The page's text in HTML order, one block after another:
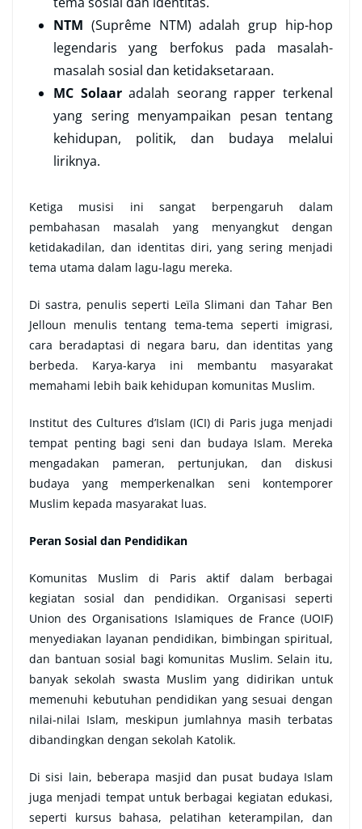
NTM (Suprême NTM) adalah grup hip-hop
legendaris yang berfokus pada masalah-
masalah sosial dan ketidaksetaraan.
MC Solaaradalah seorang rapper terkenal
yang sering menyampaikan pesan tentang
kehidupan, politik, dan budaya melalui
liriknya.
Ketiga musisi ini sangat berpengaruh dalam
pembahasan masalah yang menyangkut dengan
ketidakadilan, dan identitas diri, yang sering menjadi
tema utama dalam lagu-lagu mereka.
Di sastra, penulis seperti Leïla Slimani dan Tahar Ben
Jelloun menulis tentang tema-tema seperti imigrasi,
cara beradaptasi di negara baru, dan identitas yang
berbeda. Karya-karya ini membantu masyarakat
memahami lebih baik kehidupan komunitas Muslim.
Institut des Cultures d’Islam (ICI) di Paris juga menjadi
tempat penting bagi seni dan budaya Islam. Mereka
mengadakan pameran, pertunjukan, dan diskusi
budaya yang memperkenalkan seni kontemporer
Muslim kepada masyarakat luas.
Peran Sosial dan Pendidikan
Komunitas Muslim di Paris aktif dalam berbagai
kegiatan sosial dan pendidikan. Organisasi seperti
Union des Organisations Islamiques de France (UOIF)
menyediakan layanan pendidikan, bimbingan spiritual,
dan bantuan sosial bagi komunitas Muslim. Selain itu,
banyak sekolah swasta Muslim yang didirikan untuk
memenuhi kebutuhan pendidikan yang sesuai dengan
nilai-nilai Islam, meskipun jumlahnya masih terbatas
dibandingkan dengan sekolah Katolik.
Di sisi lain, beberapa masjid dan pusat budaya Islam
juga menjadi tempat untuk berbagai kegiatan edukasi,
seperti kursus bahasa, pelatihan keterampilan, dan